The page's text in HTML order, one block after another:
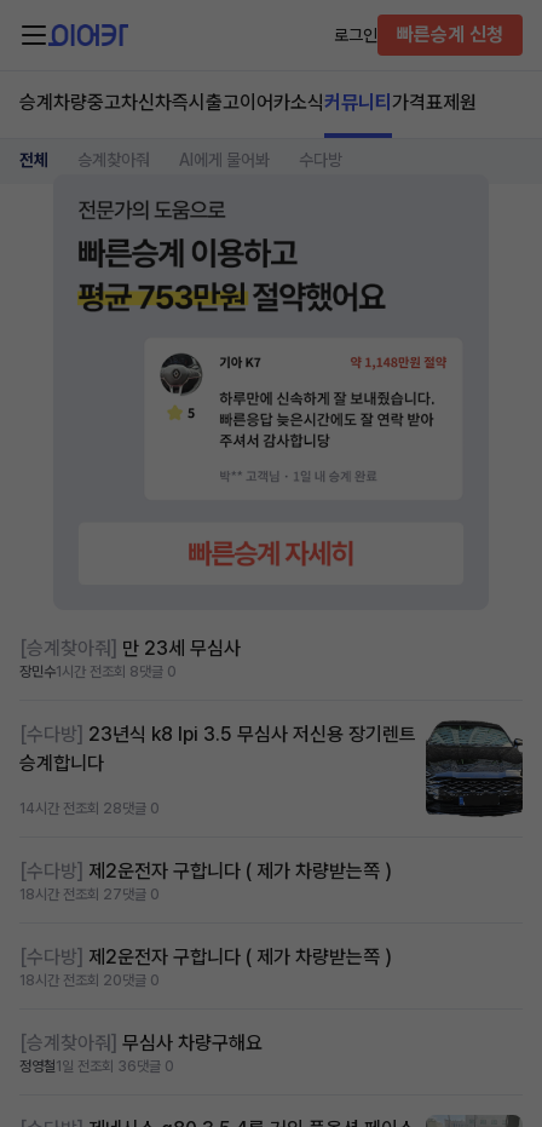
로그인 빠른승계 신청
승계차량중고차신차즉시출고이어카소식커뮤니티 가격표제원
전체 승계찾아줘 AI에게 물어봐 수다방
[승계찾아줘] 만 23세 무심사
장민수1시간 전조회 8댓글 0
[수다방] 23년식 k8 lpi 3.5 무심사 저신용 장기렌트
승계합니다
14시간 전조회 28댓글 0
[수다방] 제2운전자 구합니다 ( 제가 차량받는쪽 )
18시간 전조회 27댓글 0
[수다방] 제2운전자 구합니다 ( 제가 차량받는쪽 )
18시간 전조회 20댓글 0
[승계찾아줘] 무심사 차량구해요
정영철1일 전조회 36댓글 0